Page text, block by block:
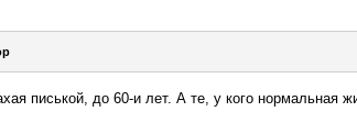
писькой, до 60-и лет. А те, у кого нормальная